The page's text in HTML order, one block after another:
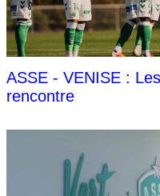
ASSE - VENISE :
rencontre